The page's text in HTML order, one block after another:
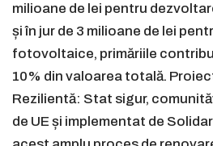
milioane de lei pentru
și în jur de 3 milioane de lei
fotovoltaice, primăriile
10% din valoarea totală.
Rezilientă: Stat sigur,
de UE și implementat de